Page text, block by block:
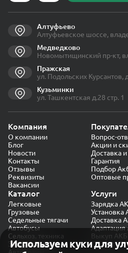
Используем куки для
Алтуфьево
Алтуфьевское шоссе,
Медведково
Новомытищинский пр-кт,
Пражская
ул. Подольских Курсантов,
Кузьминки
ул. Ташкентская д.28 стр. 1
Компания
О компании
Блог
Новости
Контакты
Отзывы
Реквизиты
Вакансии
Вопрос-
Акции и
Доставка
Гарантия
Подбор
Оптовые
Каталог
Легковые
Грузовые
Седельные тягачи
Автобусы
Сельхоз. техника
Экскаваторы
Услуги
Зарядка
Установка
Доставка
Выкуп АКБ
Проверка